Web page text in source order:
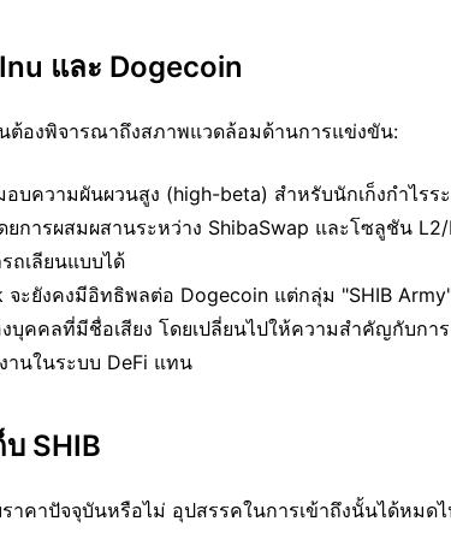
และ Dogecoin
ต้องพิจารณาถึงสภาพแวดล้อมด้านการแข่งขัน:
บความผันผวนสูง (high-beta) สำหรับนักเก็งกำไรร
การผสมผสานระหว่าง ShibaSwap และโซลูชัน
ถเลียนแบบได้
ะยังคงมีอิทธิพลต่อ Dogecoin แต่กลุ่ม "SHIB
บุคคลที่มีชื่อเสียง โดยเปลี่ยนไปให้ความสำคัญกับการ
านในระบบ DeFi แทน
SHIB
าคาปัจจุบันหรือไม่ อุปสรรคในการเข้าถึงนั้นได้หมด